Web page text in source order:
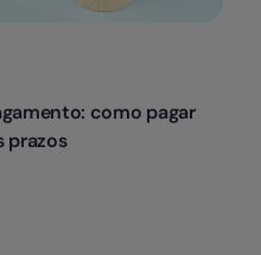
como pagar
prazos